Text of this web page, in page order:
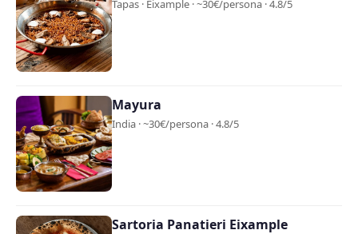
Tapas · Eixample · ~30€/persona · 4.8/5
Mayura
India · ~30€/persona · 4.8/5
Sartoria Panatieri Eixample